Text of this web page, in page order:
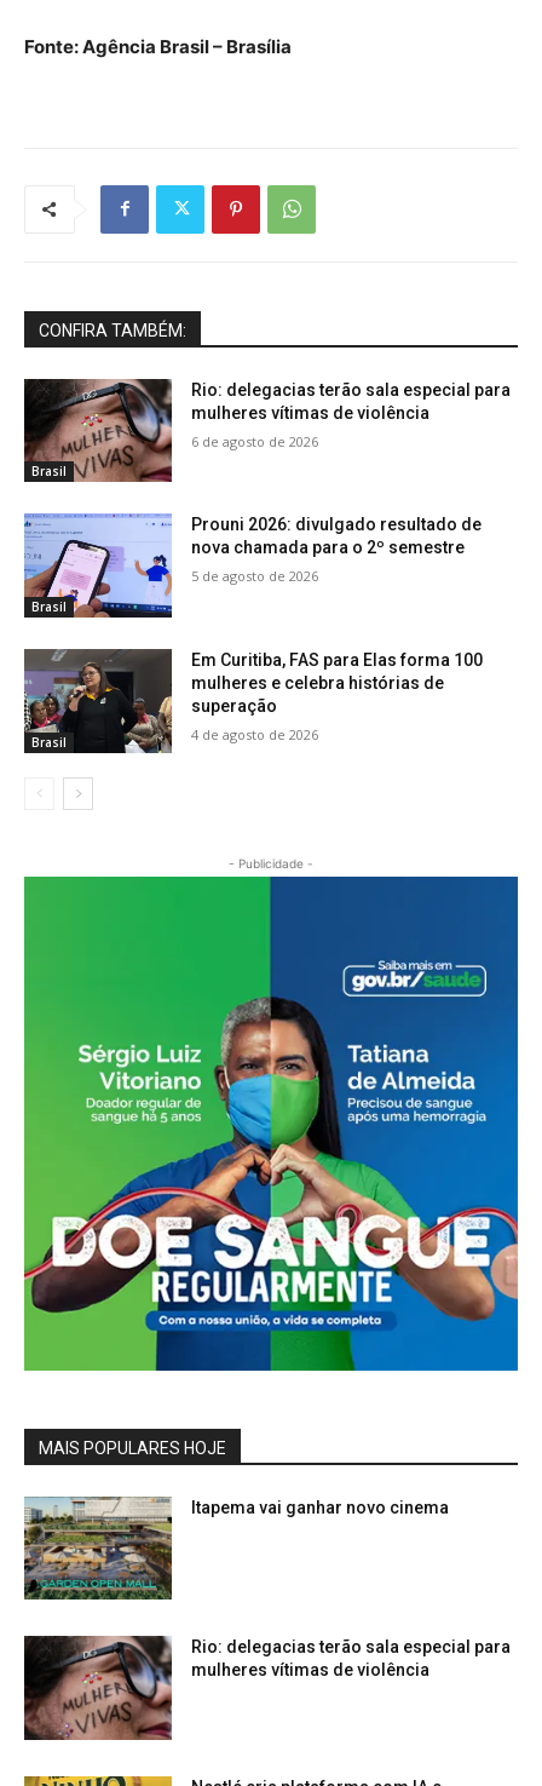
Fonte: Agência Brasil – Brasília
CONFIRA TAMBÉM:
Brasil
Rio: delegacias terão sala especial para
mulheres vítimas de violência
6 de agosto de 2026
Brasil
Prouni 2026: divulgado resultado de
nova chamada para o 2º semestre
5 de agosto de 2026
Brasil
Em Curitiba, FAS para Elas forma 100
mulheres e celebra histórias de
superação
4 de agosto de 2026
- Publicidade -
MAIS POPULARES HOJE
Itapema vai ganhar novo cinema
Rio: delegacias terão sala especial para
mulheres vítimas de violência